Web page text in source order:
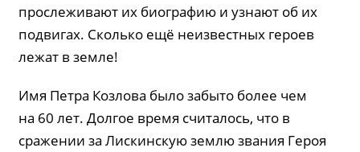
прослеживают их биографию и узнают об их
подвигах. Сколько ещё неизвестных героев
лежат в земле!
Имя Петра Козлова было забыто более чем
на 60 лет. Долгое время считалось, что в
сражении за Лискинскую землю звания Героя